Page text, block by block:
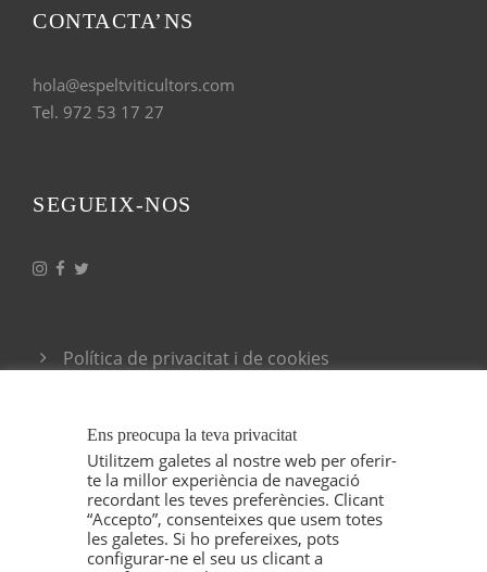
CONTACTA’NS
hola@espeltviticultors.com
Tel. 972 53 17 27
SEGUEIX-NOS
Política de privacitat i de cookies
Ens preocupa la teva privacitat
Utilitzem galetes al nostre web per oferir-
te la millor experiència de navegació
recordant les teves preferències. Clicant
“Accepto”, consenteixes que usem totes
les galetes. Si ho prefereixes, pots
configurar-ne el seu us clicant a